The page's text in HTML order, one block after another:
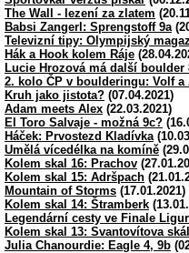
The Wall - lezení za zlatem
Babsi Zangerl: Sprengstoff 9a
Televizní tipy: Olympijský
Hák a Hook kolem Ráje
Lucie Hrozová má další boulder
2. kolo ČP v boulderingu: Volf a
Kruh jako jistota? (07.04.2021)
Adam meets Alex (22.03.2021)
El Toro Salvaje - možná 9c?
Háček: Prvostezd Kladívka
Umělá vícedélka na komíně
Kolem skal 16: Prachov
Kolem skal 15: Adršpach
Mountain of Storms (17.01.2021)
Kolem skal 14: Štramberk
Legendární cesty ve Finale
Kolem skal 13: Svantovítova
Julia Chanourdie: Eagle 4, 9b